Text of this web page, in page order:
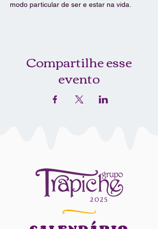
modo particular de ser e estar na vida.
Compartilhe esse
evento
2025​